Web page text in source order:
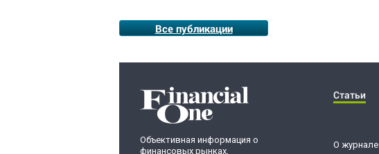
Все публикации
Объективная информация о
финансовых рынках,
Статьи
О журнале